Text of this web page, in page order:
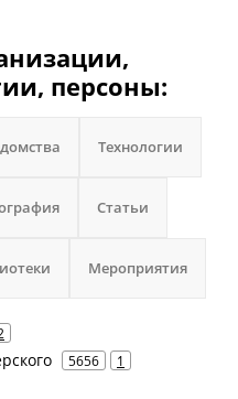
персоны:
Технологии
Статьи
Мероприятия
5656 1